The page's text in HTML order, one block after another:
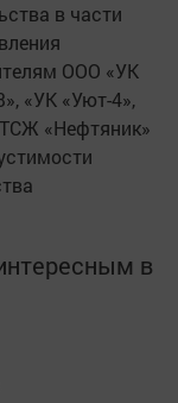
в части
ООО «УК
«УК «Уют-4»,
«Нефтяник»
в